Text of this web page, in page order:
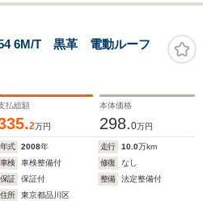
6M/T 黒革 電動ルーフ
払総額
2万円
本体価格
298.0万円
年式 2008年 走行 10.0万km
車検
車検整備付 修復
なし
保証
保証付 整備
法定整備付
住所
東京都品川区